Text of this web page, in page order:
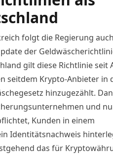
folgt die Regierung
der
gilt diese Richtlinie seit
seitdem Krypto-Anbieter in
hinzugezählt.
und
Kunden in einem
Identitätsnachweis
das für